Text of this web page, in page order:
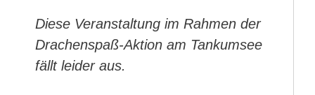
Diese Veranstaltung im Rahmen der
Drachenspaß-Aktion am Tankumsee
fällt leider aus.